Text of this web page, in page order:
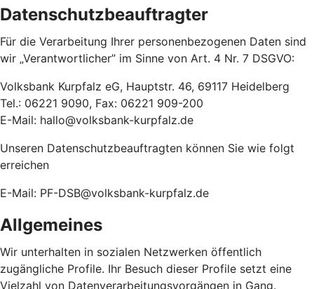
Datenschutzbeauftragter
Für die Verarbeitung Ihrer personenbezogenen Daten sind
wir „Verantwortlicher” im Sinne von Art. 4 Nr. 7 DSGVO:
Volksbank Kurpfalz eG, Hauptstr. 46, 69117 Heidelberg
Tel.: 06221 9090, Fax: 06221 909-200
E-Mail: hallo@volksbank-kurpfalz.de
Unseren Datenschutzbeauftragten können Sie wie folgt
erreichen
E-Mail: PF-DSB@volksbank-kurpfalz.de
Allgemeines
Wir unterhalten in sozialen Netzwerken öffentlich
zugängliche Profile. Ihr Besuch dieser Profile setzt eine
Vielzahl von Datenverarbeitungsvorgängen in Gang.